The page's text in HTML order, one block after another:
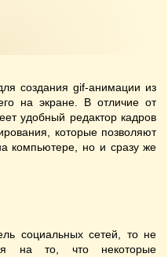
создания gif-анимации из
на экране. В отличие от
удобный редактор кадров
которые позволяют
компьютере, но и сразу же
социальных сетей, то не
на то, что некоторые